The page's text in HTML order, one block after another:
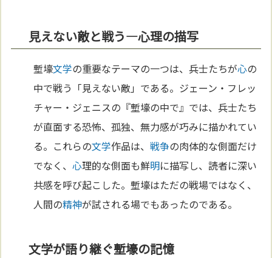
見えない敵と戦う—心理の描写
塹壕文学の重要なテーマの一つは、兵士たちが心の
中で戦う「見えない敵」である。ジェーン・フレッ
チャー・ジェニスの『塹壕の中で』では、兵士たち
が直面する恐怖、孤独、無力感が巧みに描かれてい
る。これらの文学作品は、戦争の肉体的な側面だけ
でなく、心理的な側面も鮮明に描写し、読者に深い
共感を呼び起こした。塹壕はただの戦場ではなく、
人間の精神が試される場でもあったのである。
文学が語り継ぐ塹壕の記憶